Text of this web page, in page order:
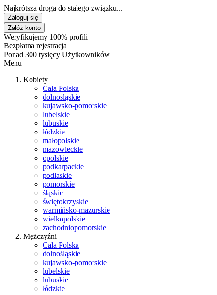
Najkrótsza droga do stałego związku...
Zaloguj się
Załóż konto
Weryfikujemy 100% profili
Bezpłatna rejestracja
Ponad 300 tysięcy Użytkowników
Menu
Kobiety
Cała Polska
dolnośląskie
kujawsko-pomorskie
lubelskie
lubuskie
łódzkie
małopolskie
mazowieckie
opolskie
podkarpackie
podlaskie
pomorskie
śląskie
świętokrzyskie
warmińsko-mazurskie
wielkopolskie
zachodniopomorskie
Mężczyźni
Cała Polska
dolnośląskie
kujawsko-pomorskie
lubelskie
lubuskie
łódzkie